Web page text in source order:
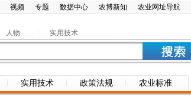
视频 专题 数据中心 农博新知 农业网址导航
人物 实用技术
实用技术 政策法规 农业标准